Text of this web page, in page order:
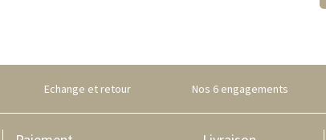
Echange et retour Nos 6 engagements